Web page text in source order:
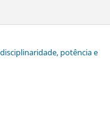
potência e